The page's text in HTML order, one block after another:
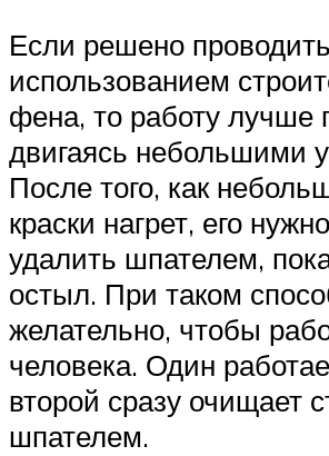
Если решено
использованием
фена, то работу лучше
двигаясь небольшими
После того, как
краски нагрет, его
удалить шпателем,
остыл. При таком
желательно, чтобы
человека. Один
второй сразу очищает
шпателем.